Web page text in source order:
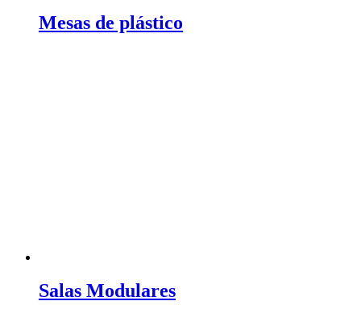
Mesas de plástico
Salas Modulares